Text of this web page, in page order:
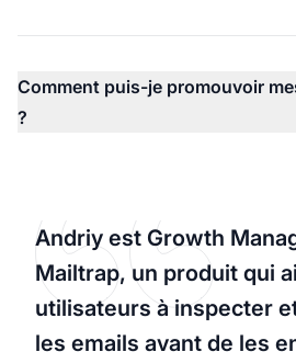
Comment puis-je promouvoir
?
Andriy est Growth
Mailtrap, un produit qui
utilisateurs à inspecter
les emails avant de les